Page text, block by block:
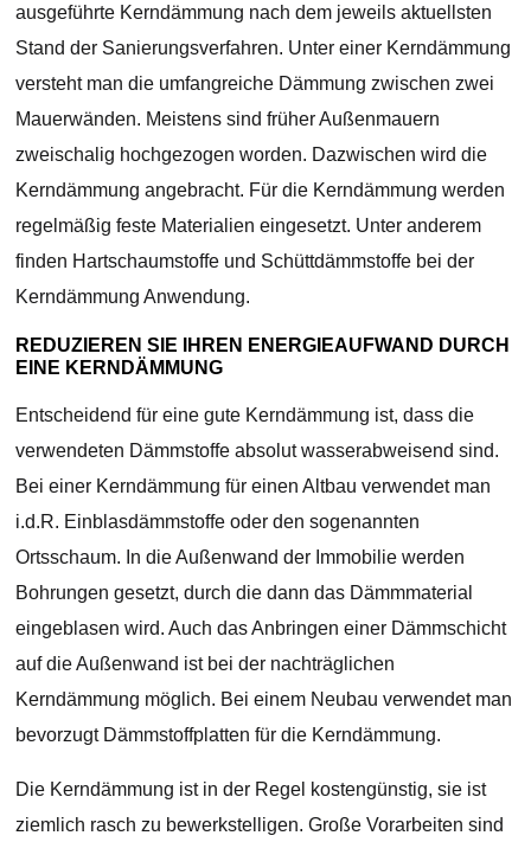
ausgeführte Kerndämmung nach dem jeweils aktuellsten
Stand der Sanierungsverfahren. Unter einer Kerndämmung
versteht man die umfangreiche Dämmung zwischen zwei
Mauerwänden. Meistens sind früher Außenmauern
zweischalig hochgezogen worden. Dazwischen wird die
Kerndämmung angebracht. Für die Kerndämmung werden
regelmäßig feste Materialien eingesetzt. Unter anderem
finden Hartschaumstoffe und Schüttdämmstoffe bei der
Kerndämmung Anwendung.
REDUZIEREN SIE IHREN ENERGIEAUFWAND DURCH
EINE KERNDÄMMUNG
Entscheidend für eine gute Kerndämmung ist, dass die
verwendeten Dämmstoffe absolut wasserabweisend sind.
Bei einer Kerndämmung für einen Altbau verwendet man
i.d.R. Einblasdämmstoffe oder den sogenannten
Ortsschaum. In die Außenwand der Immobilie werden
Bohrungen gesetzt, durch die dann das Dämmmaterial
eingeblasen wird. Auch das Anbringen einer Dämmschicht
auf die Außenwand ist bei der nachträglichen
Kerndämmung möglich. Bei einem Neubau verwendet man
bevorzugt Dämmstoffplatten für die Kerndämmung.
Die Kerndämmung ist in der Regel kostengünstig, sie ist
ziemlich rasch zu bewerkstelligen. Große Vorarbeiten sind